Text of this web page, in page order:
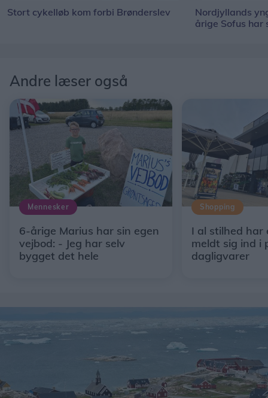
Stort cykelløb kom forbi Brønderslev
Nordjyllands
årige Sofus har
Andre læser også
Mennesker
6-årige Marius har sin egen
vejbod: - Jeg har selv
bygget det hele
Shopping
I al stilhed har
meldt sig ind i
dagligvarer